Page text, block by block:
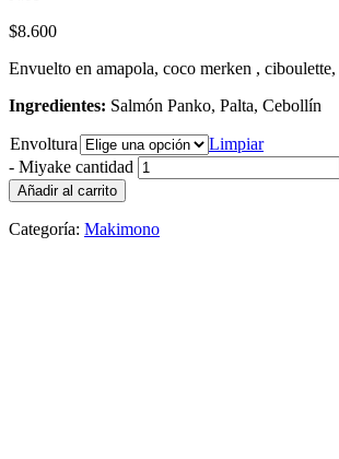
$8.600
Envuelto en amapola, coco merken ,
Ingredientes: Salmón Panko, Palta, Cebollín
Envoltura
Limpiar
- Miyake cantidad
Añadir al carrito
Categoría: Makimono